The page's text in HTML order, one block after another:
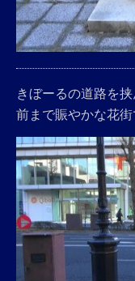
きぼーるの道路を
前まで賑やかな花街